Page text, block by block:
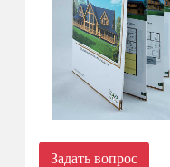
Задать вопрос